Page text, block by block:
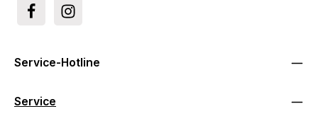
Service-Hotline
Service